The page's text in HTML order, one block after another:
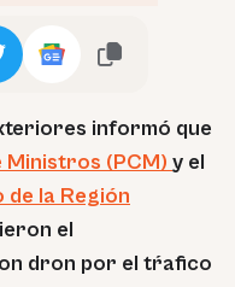
informó que
Ministros (PCM) y el
la Región
el
dron por el tŕafico